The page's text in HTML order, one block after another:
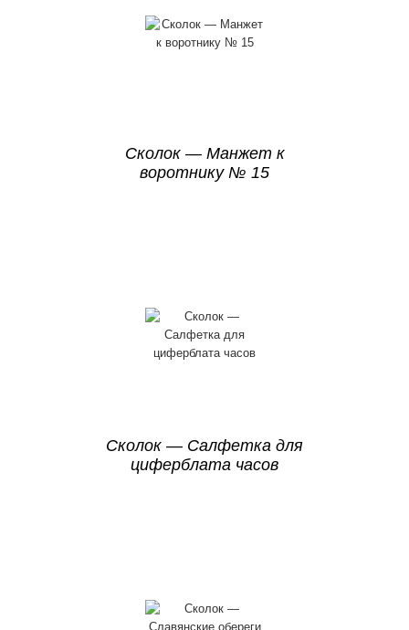
Сколок — Манжет к
воротнику № 15
Сколок — Салфетка для
циферблата часов